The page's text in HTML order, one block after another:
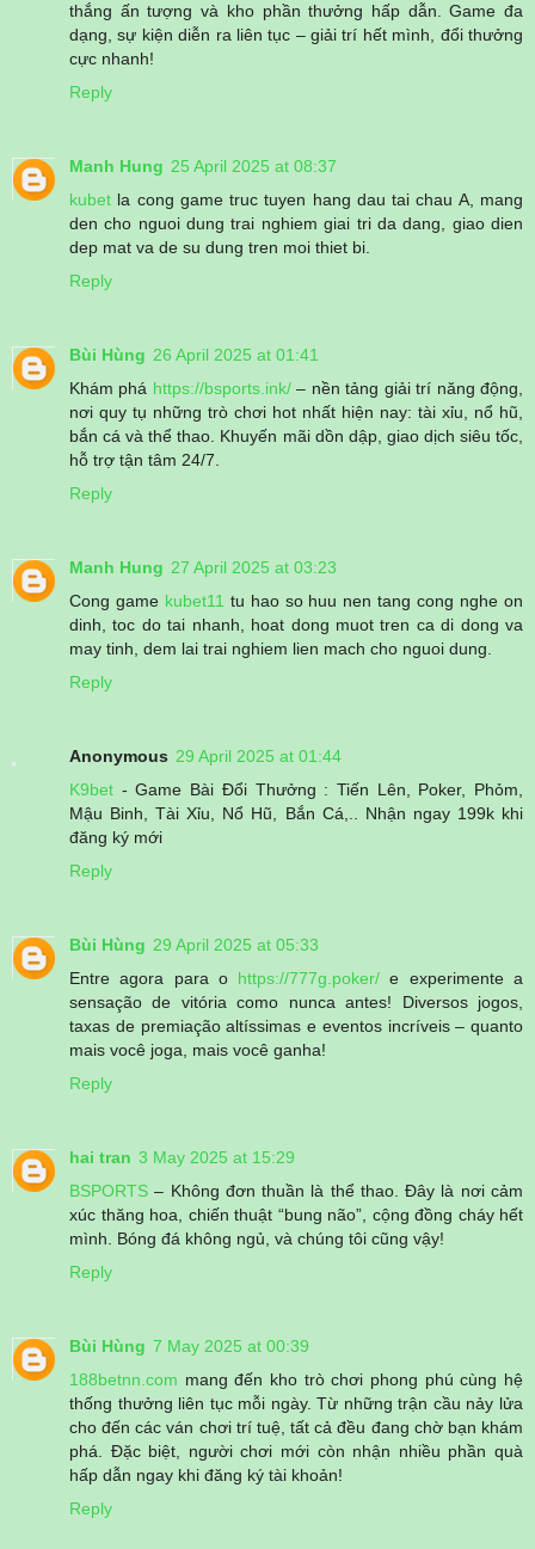
thắng ấn tượng và kho phần thưởng hấp dẫn. Game đa
dạng, sự kiện diễn ra liên tục – giải trí hết mình, đổi thưởng
cực nhanh!
Reply
Manh Hung 25 April 2025 at 08:37
kubet la cong game truc tuyen hang dau tai chau A, mang
den cho nguoi dung trai nghiem giai tri da dang, giao dien
dep mat va de su dung tren moi thiet bi.
Reply
Bùi Hùng 26 April 2025 at 01:41
Khám phá https://bsports.ink/– nền tảng giải trí năng động,
nơi quy tụ những trò chơi hot nhất hiện nay: tài xỉu, nổ hũ,
bắn cá và thể thao. Khuyến mãi dồn dập, giao dịch siêu tốc,
hỗ trợ tận tâm 24/7.
Reply
Manh Hung 27 April 2025 at 03:23
Cong game kubet11 tu hao so huu nen tang cong nghe on
dinh, toc do tai nhanh, hoat dong muot tren ca di dong va
may tinh, dem lai trai nghiem lien mach cho nguoi dung.
Reply
Anonymous 29 April 2025 at 01:44
K9bet - Game Bài Đổi Thưởng : Tiến Lên, Poker, Phỏm,
Mậu Binh, Tài Xỉu, Nổ Hũ, Bắn Cá,.. Nhận ngay 199k khi
đăng ký mới
Reply
Bùi Hùng 29 April 2025 at 05:33
Entre agora para o https://777g.poker/ e experimente a
sensação de vitória como nunca antes! Diversos jogos,
taxas de premiação altíssimas e eventos incríveis – quanto
mais você joga, mais você ganha!
Reply
hai tran 3 May 2025 at 15:29
BSPORTS – Không đơn thuần là thể thao. Đây là nơi cảm
xúc thăng hoa, chiến thuật “bung não”, cộng đồng cháy hết
mình. Bóng đá không ngủ, và chúng tôi cũng vậy!
Reply
Bùi Hùng 7 May 2025 at 00:39
188betnn.com mang đến kho trò chơi phong phú cùng hệ
thống thưởng liên tục mỗi ngày. Từ những trận cầu nảy lửa
cho đến các ván chơi trí tuệ, tất cả đều đang chờ bạn khám
phá. Đặc biệt, người chơi mới còn nhận nhiều phần quà
hấp dẫn ngay khi đăng ký tài khoản!
Reply